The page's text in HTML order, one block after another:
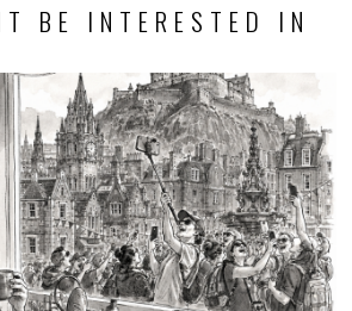
BE INTERESTED IN